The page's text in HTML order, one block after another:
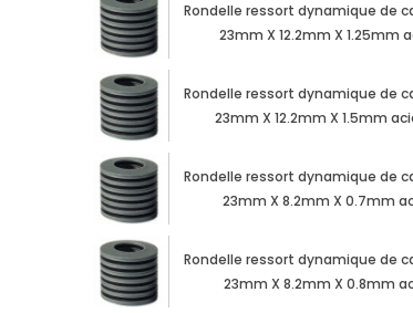
Rondelle ressort dynamique de
23mm X 12.2mm X 1.25mm
Rondelle ressort dynamique de
23mm X 12.2mm X 1.5mm
Rondelle ressort dynamique de
23mm X 8.2mm X 0.7mm
Rondelle ressort dynamique de
23mm X 8.2mm X 0.8mm